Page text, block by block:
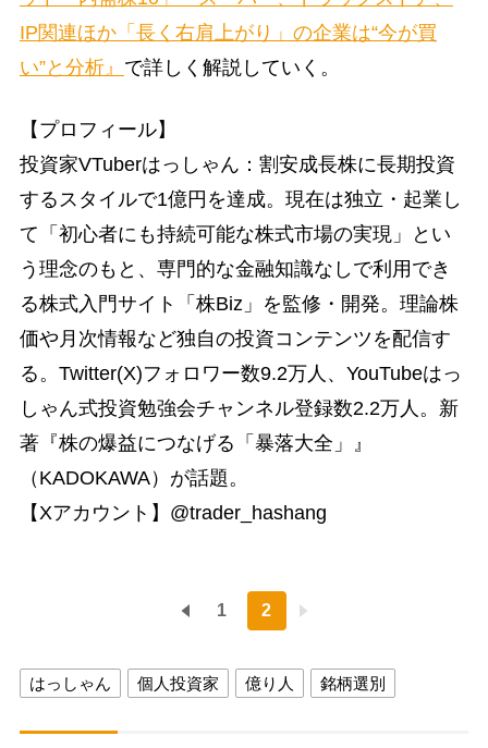
IP関連ほか「長く右肩上がり」の企業は“今が買
い”と分析』 で詳しく解説していく。
【プロフィール】
投資家VTuberはっしゃん：割安成長株に長期投資
するスタイルで1億円を達成。現在は独立・起業し
て「初心者にも持続可能な株式市場の実現」とい
う理念のもと、専門的な金融知識なしで利用でき
る株式入門サイト「株Biz」を監修・開発。理論株
価や月次情報など独自の投資コンテンツを配信す
る。Twitter(X)フォロワー数9.2万人、YouTubeはっ
しゃん式投資勉強会チャンネル登録数2.2万人。新
著『株の爆益につなげる「暴落大全」』
（KADOKAWA）が話題。
【Xアカウント】@trader_hashang
1 2
はっしゃん 個人投資家 億り人 銘柄選別